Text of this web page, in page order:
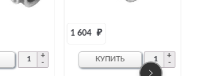
18 500 ₽
КУПИТЬ